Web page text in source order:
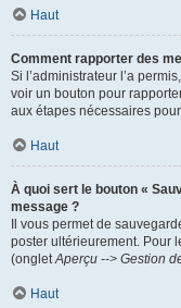
Haut
Comment rapporter des
Si l’administrateur l’a
voir un bouton pour
aux étapes nécessaires
Haut
À quoi sert le bouton «
message ?
Il vous permet de
poster ultérieurement. Pour
(ongletAperçu --> Gestion
Haut